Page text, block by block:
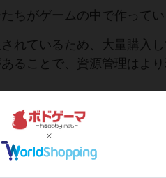
ちがゲームの中で作ってい
れているため、大量購入
ることで、資源管理はより
きな魅力だ。
的には1手番で1フロアし